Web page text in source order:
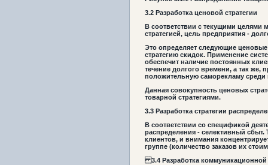
3.2 Разработка ценовой стратегии
В соответствии с текущими целями
стратегией, цель предприятия -
Это определяет следующие ценовые
стратегию скидок. Применение
обеспечит наличие постоянных
течение долгого времени, а так же,
положительную саморекламу среди
Данная совокупность ценовых
товарной стратегиями.
3.3 Разработка стратегии
В соответствии со спецификой
распределения - селективный сбыт.
клиентов, и внимания
группе (количество заказов их
3.4 Разработка коммуникационной